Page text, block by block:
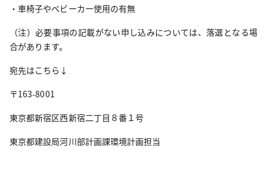
・車椅子やベビーカー使用の有無
（注）必要事項の記載がない申し込みについては、落選となる場
合があります。
宛先はこちら↓
〒163-8001
東京都新宿区西新宿二丁目８番１号
東京都建設局河川部計画課環境計画担当